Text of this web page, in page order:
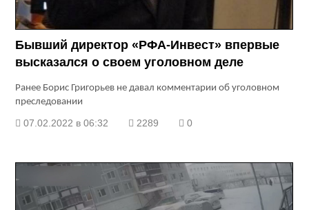
Бывший директор «РФА-Инвест» впервые
высказался о своем уголовном деле
Ранее Борис Григорьев не давал комментарии об уголовном
преследовании
07.02.2022 в 06:32 2289 0